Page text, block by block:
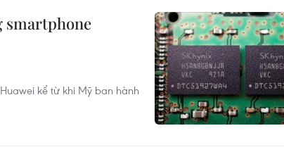
smartphone
kể từ khi Mỹ ban hành